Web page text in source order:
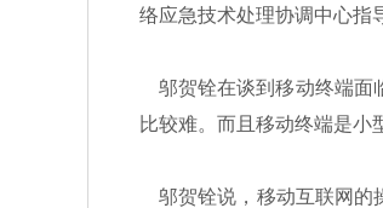
络应急技术处理协调中心指
邬贺铨在谈到移动终端面
比较难。而且移动终端是小
邬贺铨说，移动互联网的